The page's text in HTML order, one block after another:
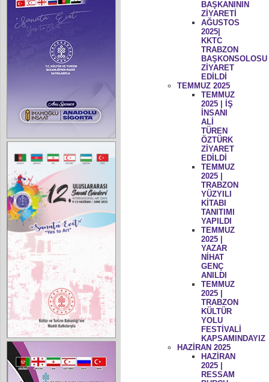
BAŞKANININ
ZİYARETİ
AĞUSTOS
2025|
KKTC
TRABZON
BAŞKONSOLOSU
ZİYARET
EDİLDİ
TEMMUZ 2025
TEMMUZ
2025 | İŞ
İNSANI
ALİ
TÜREN
ÖZTÜRK
ZİYARET
EDİLDİ
TEMMUZ
2025 |
TRABZON
YÜZYILI
KİTABI
TANITIMI
YAPILDI
TEMMUZ
2025 |
YAZAR
NİHAT
GENÇ
ANILDI
TEMMUZ
2025 |
TRABZON
KÜLTÜR
YOLU
FESTİVALİ
KAPSAMINDAYIZ
HAZİRAN 2025
HAZİRAN
2025 |
RESSAM